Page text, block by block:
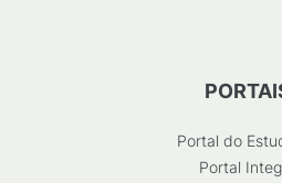
Portal do
Portal